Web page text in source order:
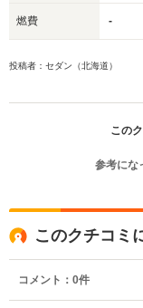
燃費 -
投稿者：セダン（北海道）
この
参考にな
このクチコミ
コメント： 0件